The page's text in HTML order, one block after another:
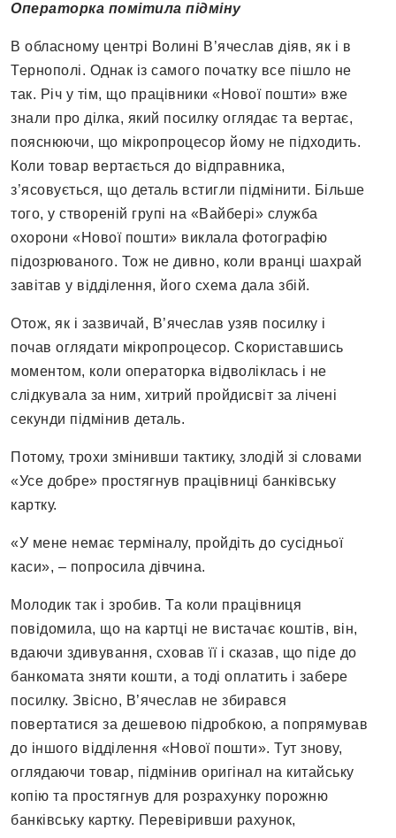
Операторка помітила підміну
В обласному центрі Волині В’ячеслав діяв, як і в
Тернополі. Однак із самого початку все пішло не
так. Річ у тім, що працівники «Нової пошти» вже
знали про ділка, який посилку оглядає та вертає,
пояснюючи, що мікропроцесор йому не підходить.
Коли товар вертається до відправника,
з’ясовується, що деталь встигли підмінити. Більше
того, у створеній групі на «Вайбері» служба
охорони «Нової пошти» виклала фотографію
підозрюваного. Тож не дивно, коли вранці шахрай
завітав у відділення, його схема дала збій.
Отож, як і зазвичай, В’ячеслав узяв посилку і
почав оглядати мікропроцесор. Скориставшись
моментом, коли операторка відволіклась і не
слідкувала за ним, хитрий пройдисвіт за лічені
секунди підмінив деталь.
Потому, трохи змінивши тактику, злодій зі словами
«Усе добре» простягнув працівниці банківську
картку.
«У мене немає терміналу, пройдіть до сусідньої
каси», – попросила дівчина.
Молодик так і зробив. Та коли працівниця
повідомила, що на картці не вистачає коштів, він,
вдаючи здивування, сховав її і сказав, що піде до
банкомата зняти кошти, а тоді оплатить і забере
посилку. Звісно, В’ячеслав не збирався
повертатися за дешевою підробкою, а попрямував
до іншого відділення «Нової пошти». Тут знову,
оглядаючи товар, підмінив оригінал на китайську
копію та простягнув для розрахунку порожню
банківську картку. Перевіривши рахунок,